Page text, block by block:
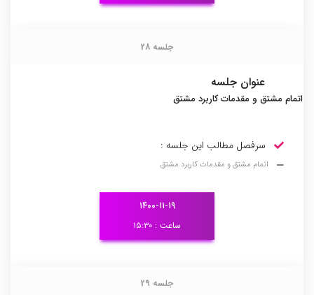
جلسه 28جلسه 28
عنوان جلسه
اتمام مشتق و مقدمات کاربرد مشتق
سرفصل مطالب این جلسه :
اتمام مشتق و مقدمات کاربرد مشتق
۱۴۰۰-۱۱-۱۹
ساعت : ۱۵:۳۰
جلسه 29جلسه 29